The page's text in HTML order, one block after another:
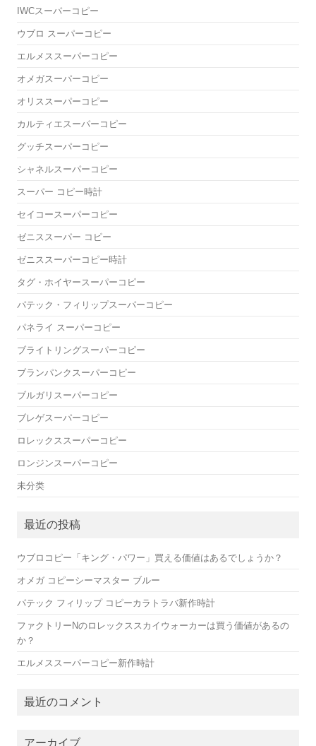
IWCスーパーコピー
ウブロ スーパーコピー
エルメススーパーコピー
オメガスーパーコピー
オリススーパーコピー
カルティエスーパーコピー
グッチスーパーコピー
シャネルスーパーコピー
スーパー コピー時計
セイコースーパーコピー
ゼニススーパー コピー
ゼニススーパーコピー時計
タグ・ホイヤースーパーコピー
パテック・フィリップスーパーコピー
パネライ スーパーコピー
ブライトリングスーパーコピー
ブランパンクスーパーコピー
ブルガリスーパーコピー
ブレゲスーパーコピー
ロレックススーパーコピー
ロンジンスーパーコピー
未分类
最近の投稿
ウブロコピー「キング・パワー」買える価値はあるでしょうか？
オメガ コピーシーマスター ブルー
パテック フィリップ コピーカラトラバ新作時計
ファクトリーNのロレックススカイウォーカーは買う価値があるの
か？
エルメススーパーコピー新作時計
最近のコメント
アーカイブ